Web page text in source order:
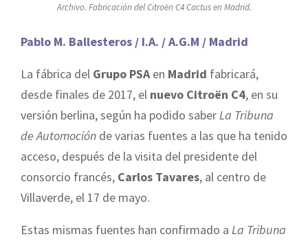
Archivo. Fabricación del Citroën C4 Cactus en Madrid.
Pablo M. Ballesteros / I.A. / A.G.M / Madrid
La fábrica del Grupo PSAen Madrid fabricará,
desde finales de 2017, el nuevo Citroën C4, en su
versión berlina, según ha podido saberLa Tribuna
de Automoción de varias fuentes a las que ha tenido
acceso, después de la visita del presidente del
consorcio francés, Carlos Tavares, al centro de
Villaverde, el 17 de mayo.
Estas mismas fuentes han confirmado a La Tribuna